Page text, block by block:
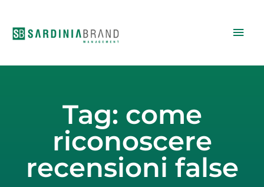
contenuto
Tag: come
riconoscere
recensioni false